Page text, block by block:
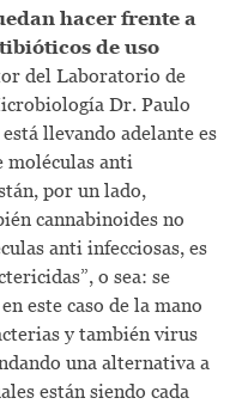
hacer frente a
de uso
del Laboratorio de
Dr. Paulo
llevando adelante es
moléculas anti
por un lado,
cannabinoides no
anti infecciosas, es
o sea: se
este caso de la mano
y también virus
una alternativa a
están siendo cada